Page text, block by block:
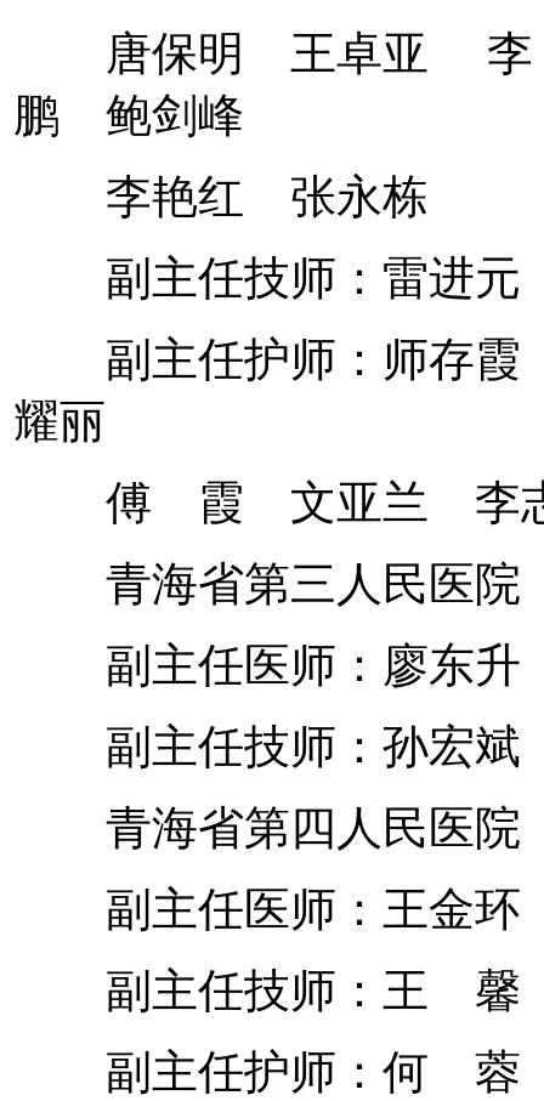
唐保明 王卓亚
鹏 鲍剑峰
李艳红 张永栋
副主任技师：雷进
副主任护师：师存
耀丽
傅 霞 文亚兰 李
青海省第三人民医院
副主任医师：廖东升
副主任技师：孙宏斌
青海省第四人民医院
副主任医师：王金环
副主任技师：王 馨
副主任护师：何